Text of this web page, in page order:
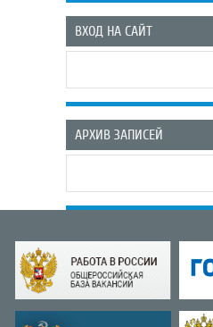
ВХОД НА САЙТ
АРХИВ ЗАПИСЕЙ